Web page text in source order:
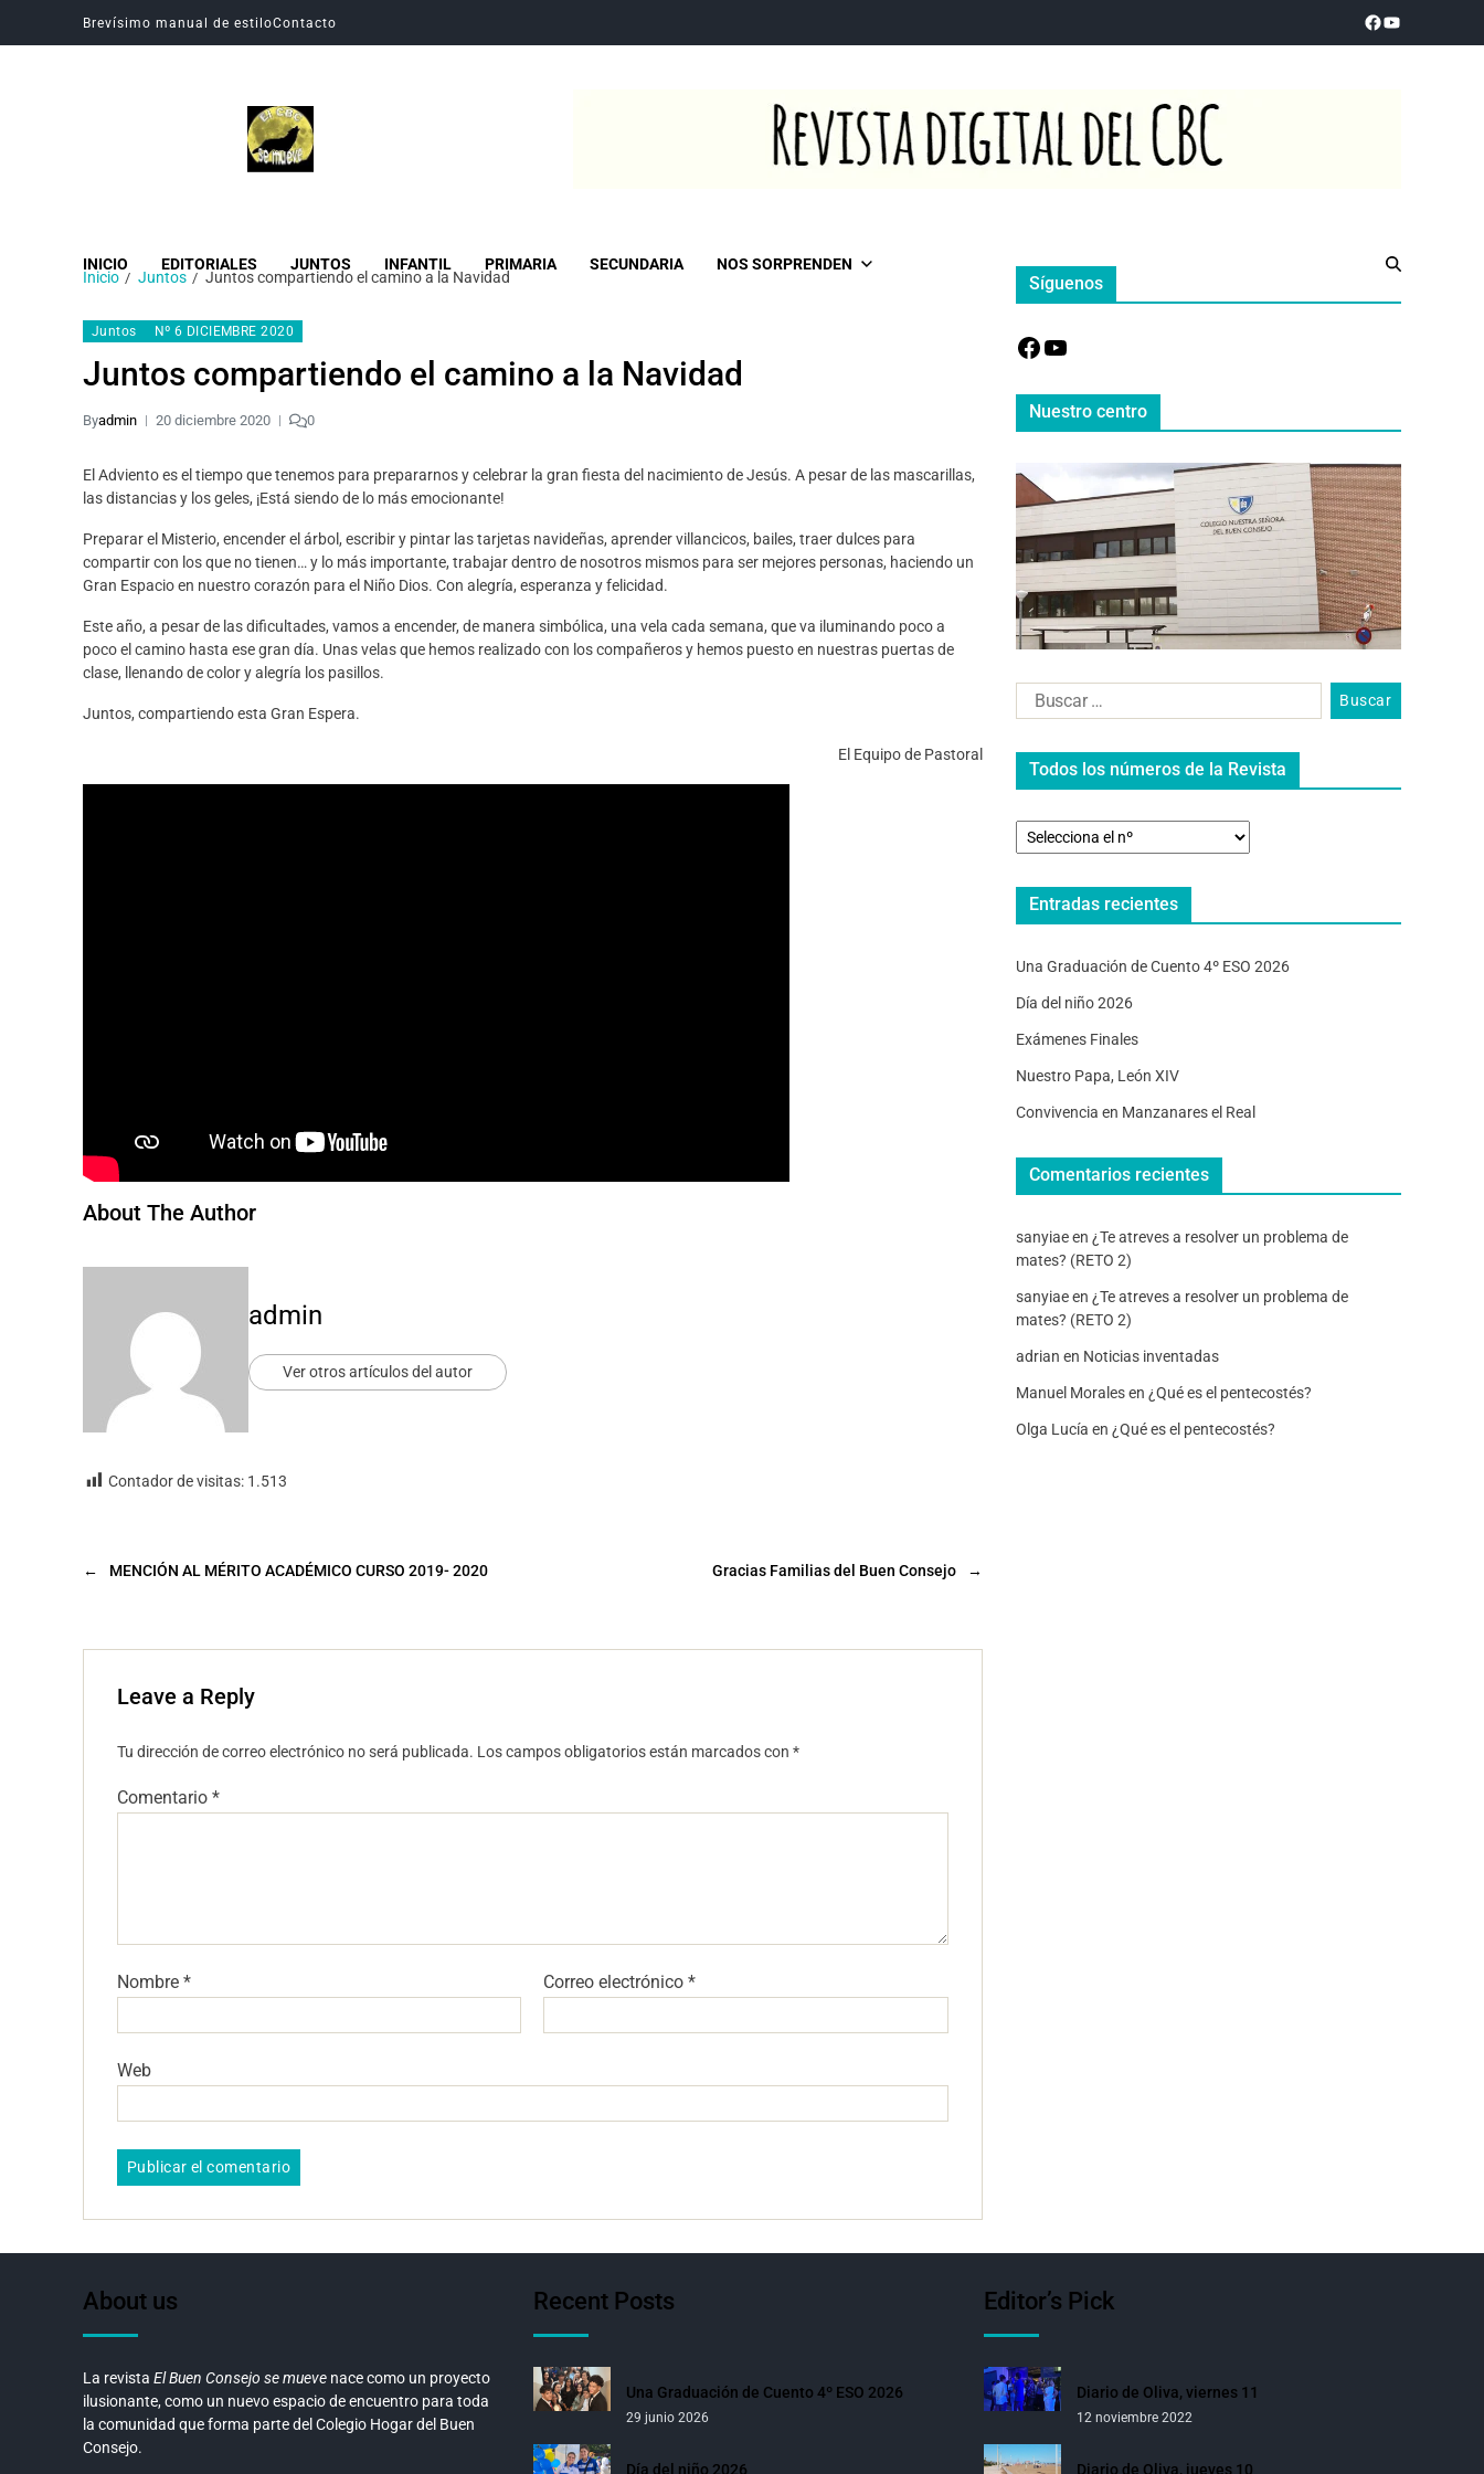
Brevísimo manual de estiloContacto
INICIO EDITORIALES JUNTOS INFANTIL PRIMARIA SECUNDARIA NOS SORPRENDEN
Inicio Juntos Juntos compartiendo el camino a la Navidad
Juntos Nº 6 DICIEMBRE 2020
Juntos compartiendo el camino a la Navidad
Byadmin 20 diciembre 2020 0
El Adviento es el tiempo que tenemos para prepararnos y celebrar la gran fiesta del nacimiento de Jesús. A pesar de las mascarillas,
las distancias y los geles, ¡Está siendo de lo más emocionante!
Preparar el Misterio, encender el árbol, escribir y pintar las tarjetas navideñas, aprender villancicos, bailes, traer dulces para
compartir con los que no tienen… y lo más importante, trabajar dentro de nosotros mismos para ser mejores personas, haciendo un
Gran Espacio en nuestro corazón para el Niño Dios. Con alegría, esperanza y felicidad.
Este año, a pesar de las dificultades, vamos a encender, de manera simbólica, una vela cada semana, que va iluminando poco a
poco el camino hasta ese gran día. Unas velas que hemos realizado con los compañeros y hemos puesto en nuestras puertas de
clase, llenando de color y alegría los pasillos.
Juntos, compartiendo esta Gran Espera.
El Equipo de Pastoral
About The Author
admin
Ver otros artículos del autor
Contador de visitas: 1.513
← MENCIÓN AL MÉRITO ACADÉMICO CURSO 2019- 2020 →
Gracias Familias del Buen Consejo
Leave a Reply
Tu dirección de correo electrónico no será publicada. Los campos obligatorios están marcados con *
Comentario *
Nombre * Correo electrónico*
Web
Síguenos
Nuestro centro
Todos los números de la Revista
Entradas recientes
Una Graduación de Cuento 4º ESO 2026
Día del niño 2026
Exámenes Finales
Nuestro Papa, León XIV
Convivencia en Manzanares el Real
Comentarios recientes
sanyiaeen ¿Te atreves a resolver un problema de
mates? (RETO 2)
sanyiaeen ¿Te atreves a resolver un problema de
mates? (RETO 2)
adrian en Noticias inventadas
Manuel Moralesen ¿Qué es el pentecostés?
Olga Lucía en ¿Qué es el pentecostés?
About us
La revista El Buen Consejo se mueve nace como un proyecto
ilusionante, como un nuevo espacio de encuentro para toda
la comunidad que forma parte del Colegio Hogar del Buen
Consejo.
Recent Posts
Una Graduación de Cuento 4º ESO 2026
29 junio 2026
Día del niño 2026
Editor’s Pick
Diario de Oliva, viernes 11
12 noviembre 2022
Diario de Oliva, jueves 10